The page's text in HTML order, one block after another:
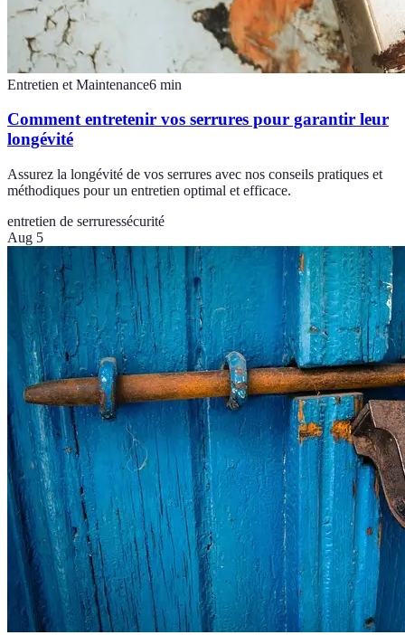
Entretien et Maintenance6 min
Comment entretenir vos serrures pour garantir leur
longévité
Assurez la longévité de vos serrures avec nos conseils pratiques et
méthodiques pour un entretien optimal et efficace.
entretien de serruressécurité
Aug 5